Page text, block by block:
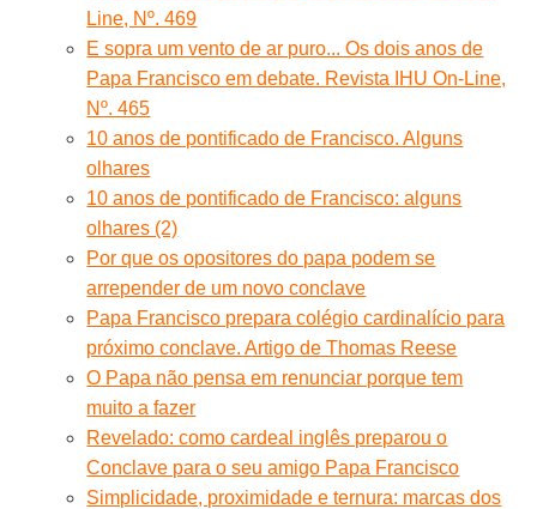
Line, Nº. 469
E sopra um vento de ar puro... Os dois anos de
Papa Francisco em debate. Revista IHU On-Line,
Nº. 465
10 anos de pontificado de Francisco. Alguns
olhares
10 anos de pontificado de Francisco: alguns
olhares (2)
Por que os opositores do papa podem se
arrepender de um novo conclave
Papa Francisco prepara colégio cardinalício para
próximo conclave. Artigo de Thomas Reese
O Papa não pensa em renunciar porque tem
muito a fazer
Revelado: como cardeal inglês preparou o
Conclave para o seu amigo Papa Francisco
Simplicidade, proximidade e ternura: marcas dos